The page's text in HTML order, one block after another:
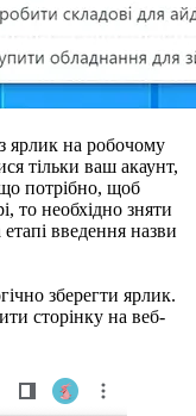
ярлик на робочому
тільки ваш акаунт,
потрібно, щоб
то необхідно зняти
введення назви
зберегти ярлик.
сторінку на веб-